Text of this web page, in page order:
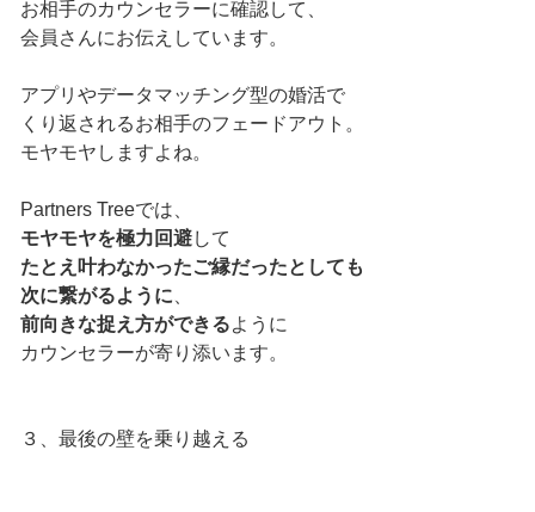
お相手のカウンセラーに確認して、
会員さんにお伝えしています。
アプリやデータマッチング型の婚活で
くり返されるお相手のフェードアウト。
モヤモヤしますよね。
Partners Treeでは、
モヤモヤを極力回避して
たとえ叶わなかったご縁だったとしても
次に繋がるように
前向きな捉え方ができるように
カウンセラーが寄り添います。
３、最後の壁を乗り越える